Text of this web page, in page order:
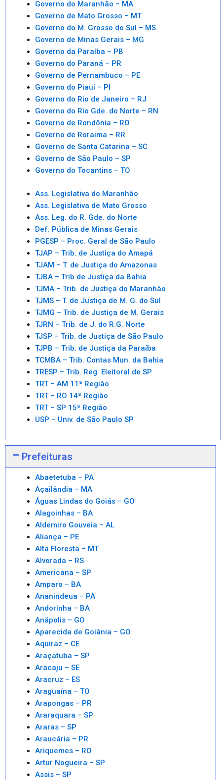
Governo do Maranhão – MA
Governo de Mato Grosso – MT
Governo do M. Grosso do Sul – MS
Governo de Minas Gerais – MG
Governo da Paraíba – PB
Governo do Paraná – PR
Governo de Pernambuco – PE
Governo do Piauí – PI
Governo do Rio de Janeiro – RJ
Governo do Rio Gde. do Norte – RN
Governo de Rondônia – RO
Governo de Roraima – RR
Governo de Santa Catarina – SC
Governo de São Paulo – SP
Governo do Tocantins – TO
Ass. Legislativa do Maranhão
Ass. Legislativa de Mato Grosso
Ass. Leg. do R. Gde. do Norte
Def. Pública de Minas Gerais
PGESP – Proc. Geral de São Paulo
TJAP – Trib. de Justiça do Amapá
TJAM – T. de Justiça do Amazonas
TJBA – Trib de Justiça da Bahia
TJMA – Trib. de Justiça do Maranhão
TJMS – T. de Justiça de M. G. do Sul
TJMG – Trib. de Justiça de M. Gerais
TJRN – Trib. de J. do R.G. Norte
TJSP – Trib. de Justiça de São Paulo
TJPB – Trib. de Justiça da Paraíba
TCMBA – Trib. Contas Mun. da Bahia
TRESP – Trib. Reg. Eleitoral de SP
TRT – AM 11ª Região
TRT – RO 14ª Região
TRT – SP 15ª Região
USP – Univ. de São Paulo SP
Prefeituras
Abaetetuba – PA
Açailândia – MA
Águas Lindas do Goiás – GO
Alagoinhas – BA
Aldemiro Gouveia – AL
Aliança – PE
Alta Floresta – MT
Alvorada – RS
Americana – SP
Amparo – BA
Ananindeua – PA
Andorinha – BA
Anápolis – GO
Aparecida de Goiânia – GO
Aquiraz – CE
Araçatuba – SP
Aracaju – SE
Aracruz – ES
Araguaína – TO
Arapongas – PR
Araraquara – SP
Araras – SP
Araucária – PR
Ariquemes – RO
Artur Nogueira – SP
Assis – SP